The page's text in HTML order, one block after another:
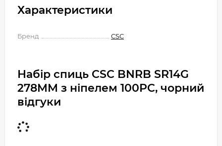
Характеристики
Бренд CSC
Набір спиць CSC BNRB SR14G
278MM з ніпелем 100PC, чорний
відгуки